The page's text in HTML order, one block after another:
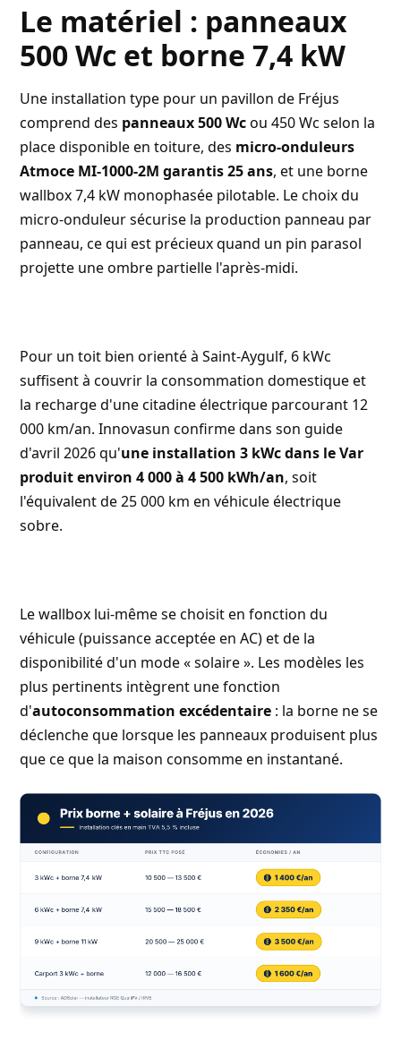
Le matériel : panneaux
500 Wc et borne 7,4 kW
Une installation type pour un pavillon de Fréjus
comprend des panneaux 500 Wcou 450 Wc selon la
place disponible en toiture, des micro-onduleurs
Atmoce MI-1000-2M garantis 25 ans, et une borne
wallbox 7,4 kW monophasée pilotable. Le choix du
micro-onduleur sécurise la production panneau par
panneau, ce qui est précieux quand un pin parasol
projette une ombre partielle l'après-midi.
Pour un toit bien orienté à Saint-Aygulf, 6 kWc
suffisent à couvrir la consommation domestique et
la recharge d'une citadine électrique parcourant 12
000 km/an.Innovasun confirme dans son guide
d'avril 2026 qu'une installation 3 kWc dans le Var
produit environ 4 000 à 4 500 kWh/an, soit
l'équivalent de 25 000 km en véhicule électrique
sobre.
Le wallbox lui-même se choisit en fonction du
véhicule (puissance acceptée en AC) et de la
disponibilité d'un mode « solaire ». Les modèles les
plus pertinents intègrent une fonction
d'autoconsommation excédentaire : la borne ne se
déclenche que lorsque les panneaux produisent plus
que ce que la maison consomme en instantané.